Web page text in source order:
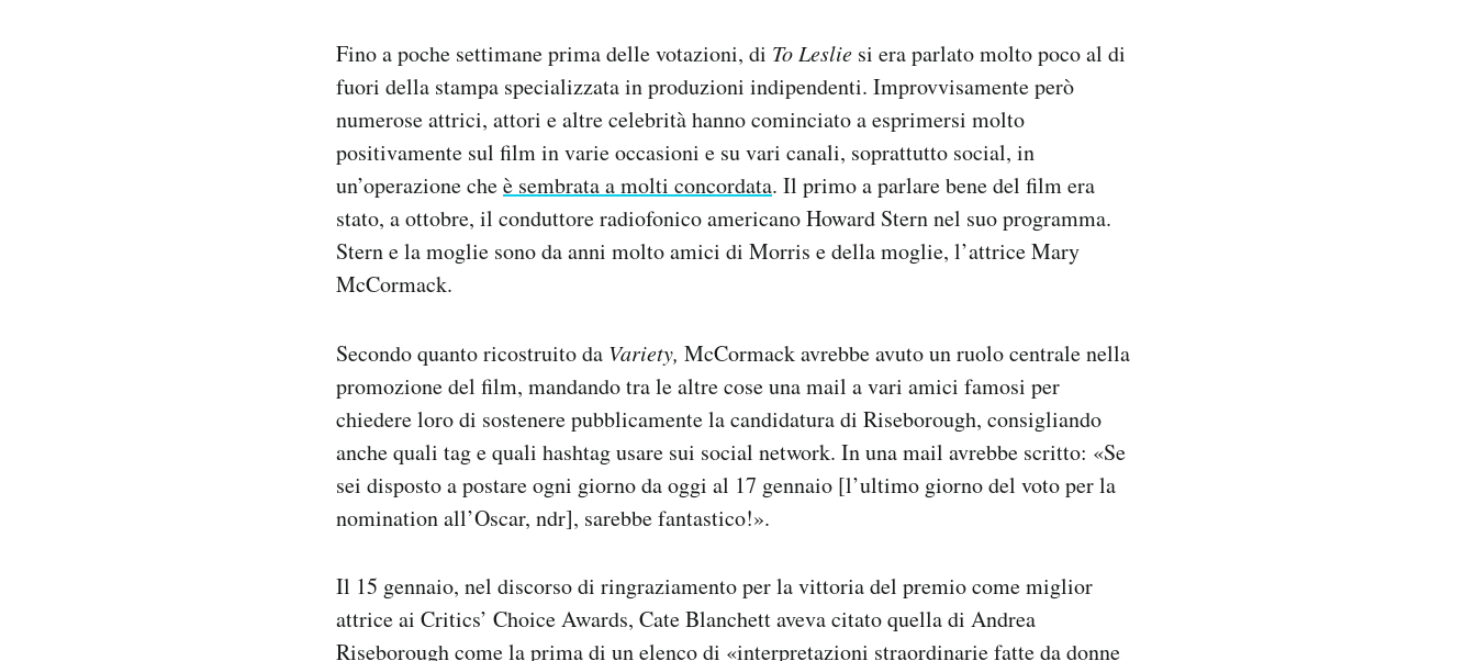
Fino a poche settimane prima delle votazioni, di To Leslie si era parlato molto poco al di
fuori della stampa specializzata in produzioni indipendenti. Improvvisamente però
numerose attrici, attori e altre celebrità hanno cominciato a esprimersi molto
positivamente sul film in varie occasioni e su vari canali, soprattutto social, in
un’operazione cheè sembrata a molti concordata. Il primo a parlare bene del film era
stato, a ottobre, il conduttore radiofonico americano Howard Stern nel suo programma.
Stern e la moglie sono da anni molto amici di Morris e della moglie, l’attrice Mary
McCormack.
Secondo quanto ricostruito da Variety, McCormack avrebbe avuto un ruolo centrale nella
promozione del film, mandando tra le altre cose una mail a vari amici famosi per
chiedere loro di sostenere pubblicamente la candidatura di Riseborough, consigliando
anche quali tag e quali hashtag usare sui social network. In una mail avrebbe scritto: «Se
sei disposto a postare ogni giorno da oggi al 17 gennaio [l’ultimo giorno del voto per la
nomination all’Oscar, ndr], sarebbe fantastico!».
Il 15 gennaio, nel discorso di ringraziamento per la vittoria del premio come miglior
attrice ai Critics’ Choice Awards, Cate Blanchett aveva citato quella di Andrea
Riseborough come la prima di un elenco di «interpretazioni straordinarie fatte da donne